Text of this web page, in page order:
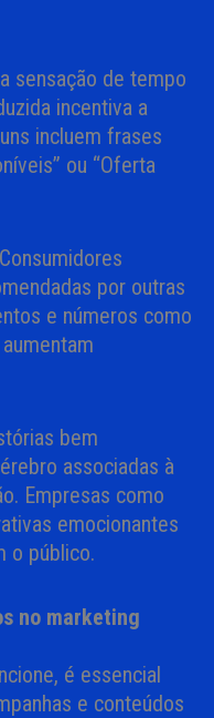
sensação de tempo
incentiva a
incluem frases
ou “Oferta
por outras
e números como
bem
associadas à
Empresas como
emocionantes
o público.
no marketing
é essencial
e conteúdos